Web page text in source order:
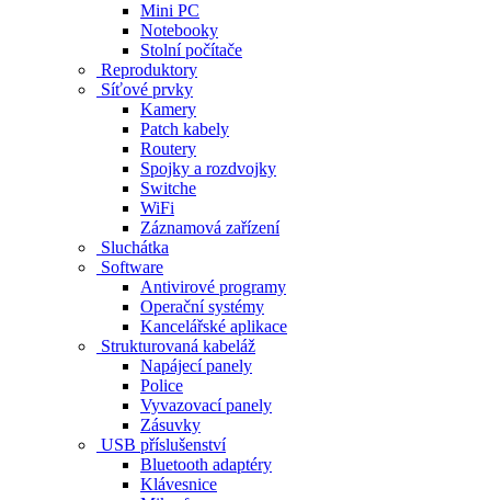
Mini PC
Notebooky
Stolní počítače
Reproduktory
Síťové prvky
Kamery
Patch kabely
Routery
Spojky a rozdvojky
Switche
WiFi
Záznamová zařízení
Sluchátka
Software
Antivirové programy
Operační systémy
Kancelářské aplikace
Strukturovaná kabeláž
Napájecí panely
Police
Vyvazovací panely
Zásuvky
USB příslušenství
Bluetooth adaptéry
Klávesnice